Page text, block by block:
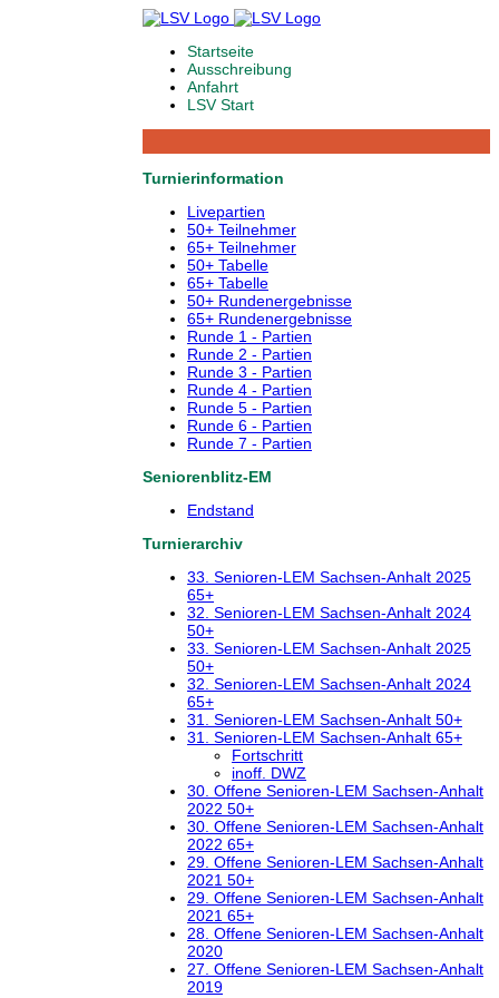
Startseite
Ausschreibung
Anfahrt
LSV Start
Turnierinformation
Livepartien
50+ Teilnehmer
65+ Teilnehmer
50+ Tabelle
65+ Tabelle
50+ Rundenergebnisse
65+ Rundenergebnisse
Runde 1 - Partien
Runde 2 - Partien
Runde 3 - Partien
Runde 4 - Partien
Runde 5 - Partien
Runde 6 - Partien
Runde 7 - Partien
Seniorenblitz-EM
Endstand
Turnierarchiv
33. Senioren-LEM Sachsen-Anhalt 2025
65+
32. Senioren-LEM Sachsen-Anhalt 2024
50+
33. Senioren-LEM Sachsen-Anhalt 2025
50+
32. Senioren-LEM Sachsen-Anhalt 2024
65+
31. Senioren-LEM Sachsen-Anhalt 50+
31. Senioren-LEM Sachsen-Anhalt 65+
Fortschritt
inoff. DWZ
30. Offene Senioren-LEM Sachsen-Anhalt
2022 50+
30. Offene Senioren-LEM Sachsen-Anhalt
2022 65+
29. Offene Senioren-LEM Sachsen-Anhalt
2021 50+
29. Offene Senioren-LEM Sachsen-Anhalt
2021 65+
28. Offene Senioren-LEM Sachsen-Anhalt
2020
27. Offene Senioren-LEM Sachsen-Anhalt
2019